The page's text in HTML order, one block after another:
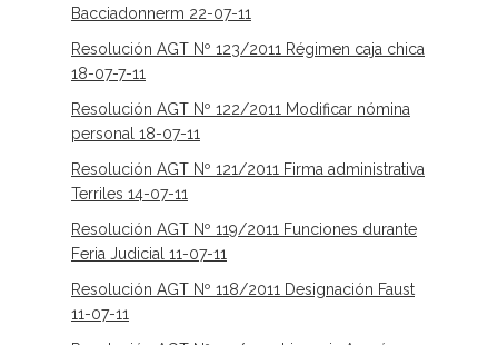
Bacciadonnerm 22-07-11
Resolución AGT Nº 123/2011 Régimen caja chica
18-07-7-11
Resolución AGT Nº 122/2011 Modificar nómina
personal 18-07-11
Resolución AGT Nº 121/2011 Firma administrativa
Terriles 14-07-11
Resolución AGT Nº 119/2011 Funciones durante
Feria Judicial 11-07-11
Resolución AGT Nº 118/2011 Designación Faust
11-07-11